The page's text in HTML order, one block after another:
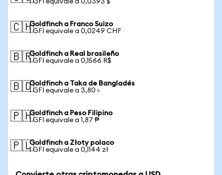
1 GFI equivale a 0,0393 $
🇨🇭Goldfinch a Franco Suizo
1 GFI equivale a 0,0249 CHF
🇧🇷Goldfinch a Real brasileño
1 GFI equivale a 0,1566 R$
🇧🇩Goldfinch a Taka de Bangladés
1 GFI equivale a 3,80 ৳
🇵🇭Goldfinch a Peso Filipino
1 GFI equivale a 1,87 ₱
🇵🇱Goldfinch a Złoty polaco
1 GFI equivale a 0,1144 zł